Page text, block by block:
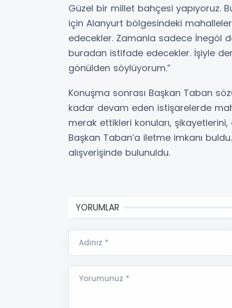
Güzel bir millet bahçesi yapıyoruz.
için Alanyurt bölgesindeki
edecekler. Zamanla sadece İnegöl
buradan istifade edecekler. İşiyle
gönülden söylüyorum.”
Konuşma sonrası Başkan Taban
kadar devam eden istişarelerde
merak ettikleri konuları,
Başkan Taban’a iletme imkanı
alışverişinde bulunuldu.
YORUMLAR
Adınız *
Yorumunuz *